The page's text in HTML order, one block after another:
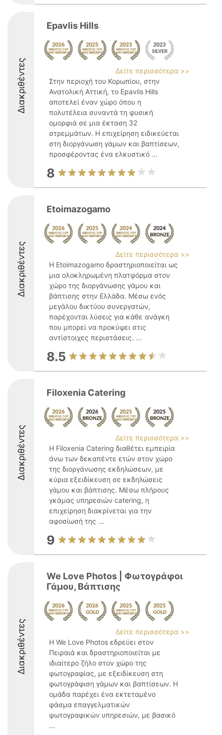
Διακριθέντες
Epavlis Hills
Δείτε περισσότερα >>
Στην περιοχή του Κορωπίου, στην
Ανατολική Αττική, το Epavlis Hills
αποτελεί έναν χώρο όπου η
πολυτέλεια συναντά τη φυσική
ομορφιά σε μια έκταση 32
στρεμμάτων. Η επιχείρηση ειδικεύεται
στη διοργάνωση γάμων και βαπτίσεων,
προσφέροντας ένα ελκυστικό ...
8
Διακριθέντες
Etoimazogamo
Δείτε περισσότερα >>
Η Etoimazogamo δραστηριοποιείται ως
μια ολοκληρωμένη πλατφόρμα στον
χώρο της διοργάνωσης γάμου και
βάπτισης στην Ελλάδα. Μέσω ενός
μεγάλου δικτύου συνεργατών,
παρέχονται λύσεις για κάθε ανάγκη
που μπορεί να προκύψει στις
αντίστοιχες περιστάσεις. ...
8.5
Διακριθέντες
Filoxenia Catering
Δείτε περισσότερα >>
Η Filoxenia Catering διαθέτει εμπειρία
άνω των δεκαπέντε ετών στον χώρο
της διοργάνωσης εκδηλώσεων, με
κύρια εξειδίκευση σε εκδηλώσεις
γάμου και βάπτισης. Μέσω πλήρους
γκάμας υπηρεσιών catering, η
επιχείρηση διακρίνεται για την
αφοσίωσή της ...
9
Διακριθέντες
We Love Photos | Φωτογράφοι
Γάμου, Βάπτισης
Δείτε περισσότερα >>
Η We Love Photos εδρεύει στον
Πειραιά και δραστηριοποιείται με
ιδιαίτερο ζήλο στον χώρο της
φωτογραφίας, με εξειδίκευση στη
φωτογράφιση γάμων και βαπτίσεων. Η
ομάδα παρέχει ένα εκτεταμένο
φάσμα επαγγελματικών
φωτογραφικών υπηρεσιών, με βασικό
...